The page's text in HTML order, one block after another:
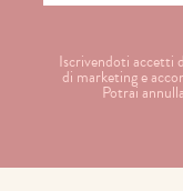
Iscrivendoti accetti
di marketing e
Potrai